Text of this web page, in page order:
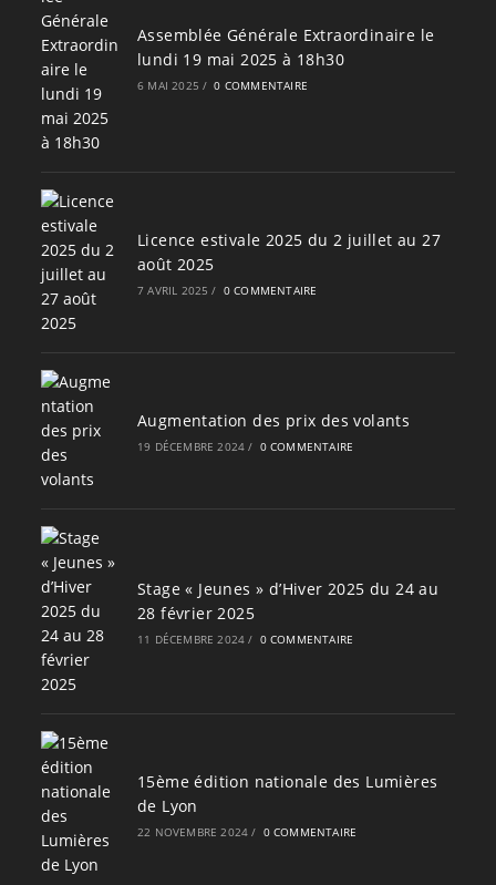
Assemblée Générale Extraordinaire le
lundi 19 mai 2025 à 18h30
6 MAI 2025 / 0 COMMENTAIRE
Licence estivale 2025 du 2 juillet au 27
août 2025
7 AVRIL 2025 / 0 COMMENTAIRE
Augmentation des prix des volants
19 DÉCEMBRE 2024 / 0 COMMENTAIRE
Stage « Jeunes » d’Hiver 2025 du 24 au
28 février 2025
11 DÉCEMBRE 2024 / 0 COMMENTAIRE
15ème édition nationale des Lumières
de Lyon
22 NOVEMBRE 2024 / 0 COMMENTAIRE